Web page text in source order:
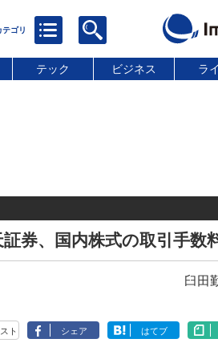
テック ビジネス ラ
券、国内株式の取引手数
臼田
ト シェア はてブ